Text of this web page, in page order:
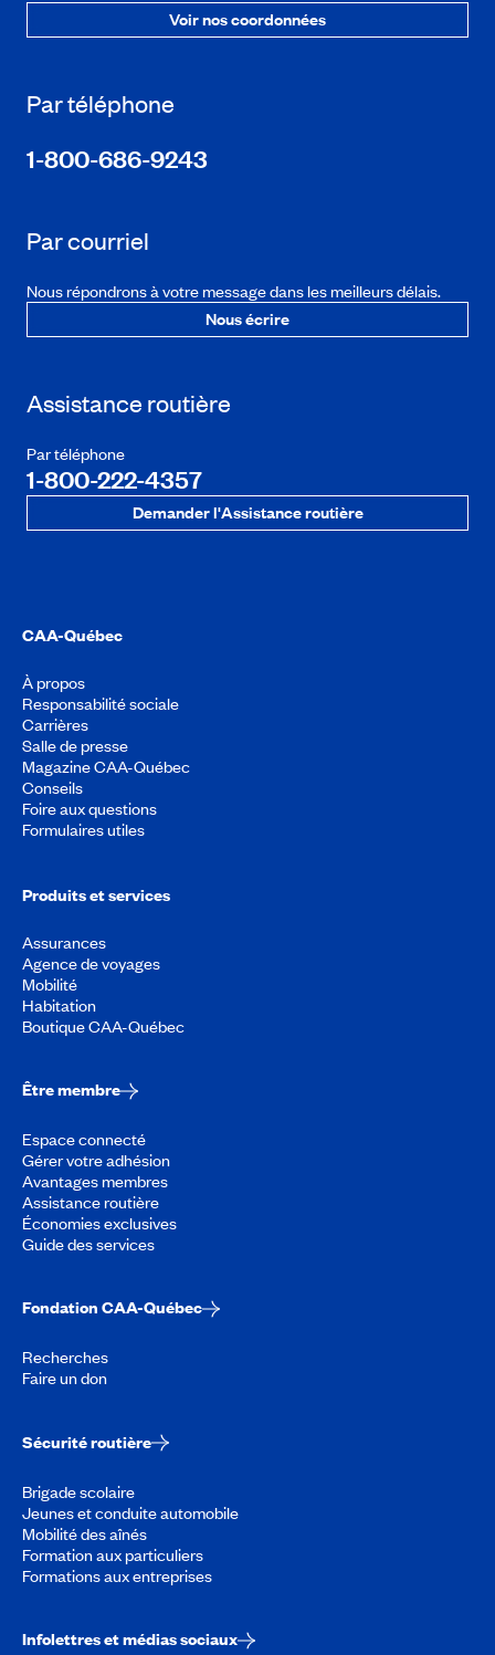
Voir nos coordonnées
Par téléphone
1-800-686-9243
Par courriel
Nous répondrons à votre message dans les meilleurs délais.
Nous écrire
Assistance routière
Par téléphone
1-800-222-4357
Demander l'Assistance routière
CAA-Québec
À propos
Responsabilité sociale
Carrières
Salle de presse
Magazine CAA-Québec
Conseils
Foire aux questions
Formulaires utiles
Produits et services
Assurances
Agence de voyages
Mobilité
Habitation
Boutique CAA-Québec
Être membre
Espace connecté
Gérer votre adhésion
Avantages membres
Assistance routière
Économies exclusives
Guide des services
Fondation CAA-Québec
Recherches
Faire un don
Sécurité routière
Brigade scolaire
Jeunes et conduite automobile
Mobilité des aînés
Formation aux particuliers
Formations aux entreprises
Infolettres et médias sociaux